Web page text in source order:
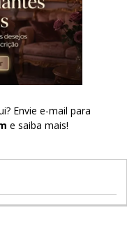
Envie e-mail para
e saiba mais!